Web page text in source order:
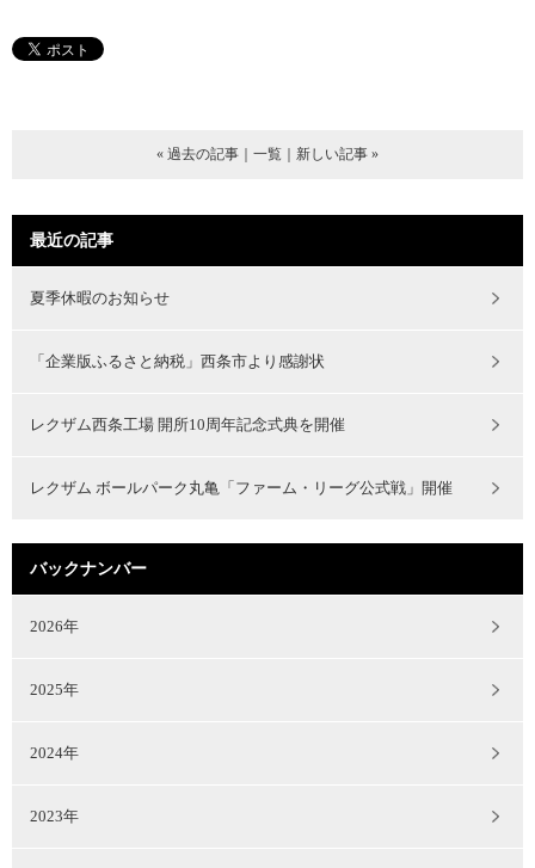
« 過去の記事 一覧 新しい記事 »
最近の記事
夏季休暇のお知らせ
「企業版ふるさと納税」西条市より感謝状
レクザム西条工場 開所10周年記念式典を開催
レクザム ボールパーク丸亀「ファーム・リーグ公式戦」開催
バックナンバー
2026年
2025年
2024年
2023年